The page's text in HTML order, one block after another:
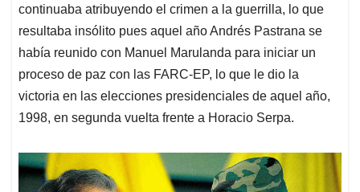
continuaba atribuyendo el crimen a la guerrilla, lo que
resultaba insólito pues aquel año Andrés Pastrana se
había reunido con Manuel Marulanda para iniciar un
proceso de paz con las FARC-EP, lo que le dio la
victoria en las elecciones presidenciales de aquel año,
1998, en segunda vuelta frente a Horacio Serpa.